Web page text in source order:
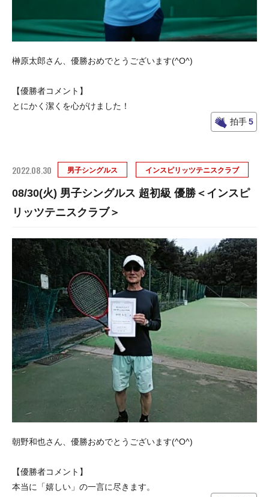
榊原太郎さん、優勝おめでとうございます(^O^)
【優勝者コメント】
とにかく潔くを心がけました！
拍手5
2022.08.30 男子シングルス インスピリッツテニスクラブ
08/30(火) 男子シングルス 超初級 優勝＜インスピ
リッツテニスクラブ＞
朝野和也さん、優勝おめでとうございます(^O^)
【優勝者コメント】
本当に「嬉しい」の一言に尽きます。